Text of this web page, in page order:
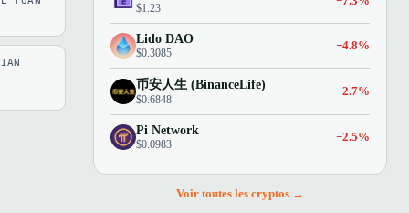
$1.23
Lido DAO
$0.3085
−4.8%
币安人生 (BinanceLife)
$0.6848
−2.7%
Pi Network
$0.0983
−2.5%
Voir toutes les cryptos →